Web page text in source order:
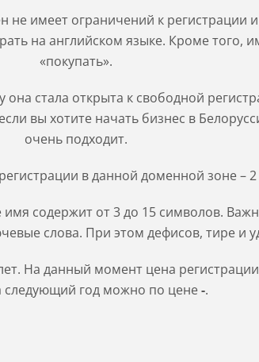
имеет ограничений к регистрации
на английском языке. Кроме того,
«покупать».
она стала открыта к свободной
вы хотите начать бизнес в
очень подходит.
в данной доменной зоне – 2
содержит от 3 до 15 символов.
слова. При этом дефисов, тире и
На данный момент цена регистрации
следующий год можно по цене-.